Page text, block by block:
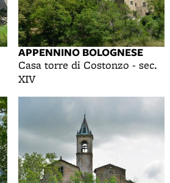
APPENNINO BOLOGNESE
Casa torre di Costonzo - sec.
XIV